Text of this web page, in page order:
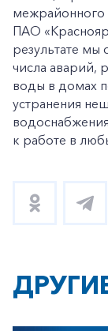
+7-800-
межрайонного
ПАО
результате мы
числа аварий,
воды в домах
устранения
к работе в